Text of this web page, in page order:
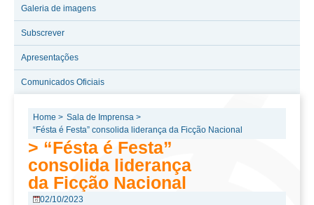
Galeria de imagens
Subscrever
Apresentações
Comunicados Oficiais
Home > Sala de Imprensa >
“Fésta é Festa” consolida liderança da Ficção Nacional
> “Fésta é Festa”
consolida liderança
da Ficção Nacional
02/10/2023